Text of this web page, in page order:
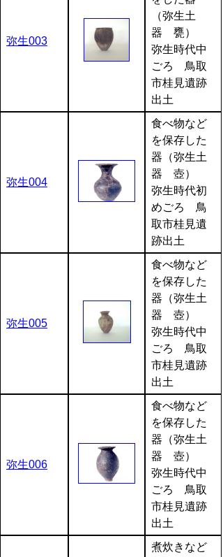
弥生003
（弥生土
器 甕）
弥生時代中
ごろ 鳥取
市桂見遺跡
出土
弥生004
食べ物など
を保存した
器（弥生土
器 壺）
弥生時代初
めごろ 鳥
取市桂見遺
跡出土
弥生005
食べ物など
を保存した
器（弥生土
器 壺）
弥生時代中
ごろ 鳥取
市桂見遺跡
出土
弥生006
食べ物など
を保存した
器（弥生土
器 壺）
弥生時代中
ごろ 鳥取
市桂見遺跡
出土
煮炊きなど